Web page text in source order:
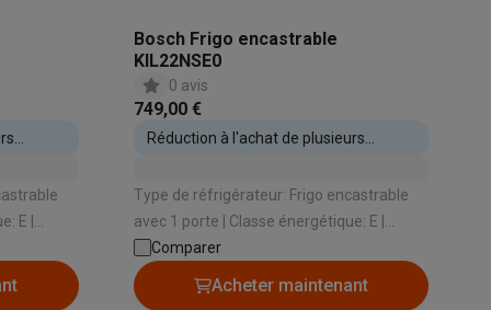
Switch
virtuelle SimRacing Manettes gaming smartphones
de
Bosch Frigo encastrable
KIL22NSE0
0 avis
749,00 €
Réduction à l'achat de plusieurs
Type de réfrigérateur: Frigo encastrable
avec 1 porte | Classe énergétique: E |
Capacité totale: 119 L | Hauteur
d'encastrement: 880 mm | Système de
refroidissement: Dynamique
Comparer
Acheter maintenant